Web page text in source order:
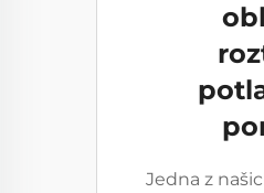
Jedna z